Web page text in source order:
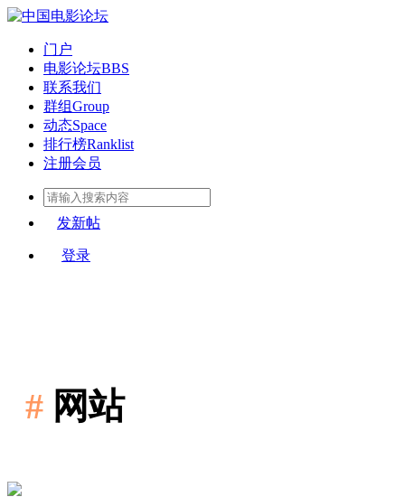
门户
电影论坛BBS
联系我们
群组Group
动态Space
排行榜Ranklist
注册会员
发新帖
登录
# 网站